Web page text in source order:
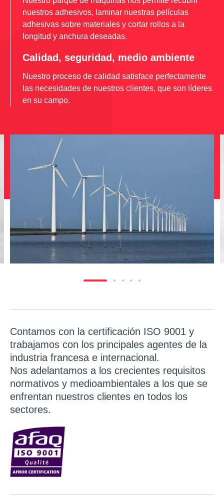
nuestros adhesivos, laminar nuestras películas
adhesivas sobre materiales y cortar rollos a la
longitud y anchura deseadas.
Calidad, seguridad, medio ambiente
Nuestro proceso de calidad satisface perfectamente
las necesidades de nuestros clientes, que son líderes
en su campo.
Contamos con la certificación ISO 9001 y
trabajamos con los principales agentes de la
industria francesa e internacional.
Nos adelantamos a los crecientes requisitos
normativos y medioambientales a los que se
enfrentan nuestros clientes en todos los
sectores.